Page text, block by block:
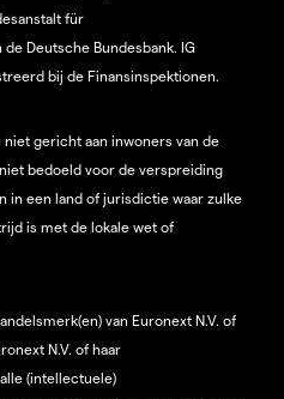
für
Deutsche Bundesbank. IG
bij de Finansinspektionen.
gericht aan inwoners van de
bedoeld voor de verspreiding
in een land of jurisdictie waar zulke
is met de lokale wet of
van Euronext N.V. of
N.V. of haar
(intellectuele)